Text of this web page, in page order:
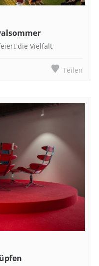
die Vielfalt
Teilen